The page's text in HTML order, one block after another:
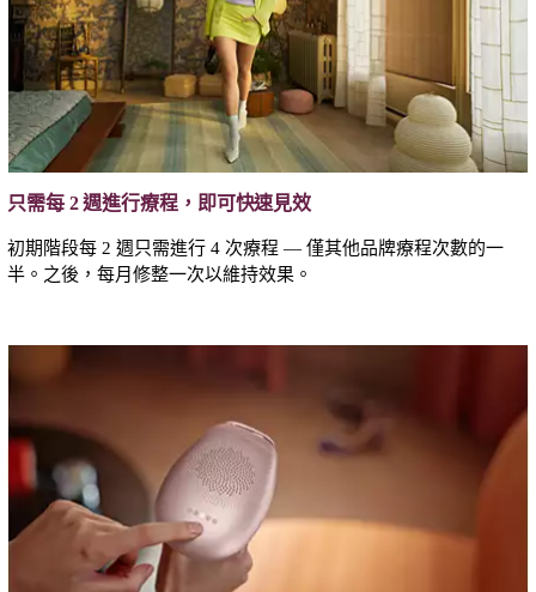
只需每 2 週進行療程，即可快速見效
初期階段每 2 週只需進行 4 次療程 — 僅其他品牌療程次數的一
半。之後，每月修整一次以維持效果。